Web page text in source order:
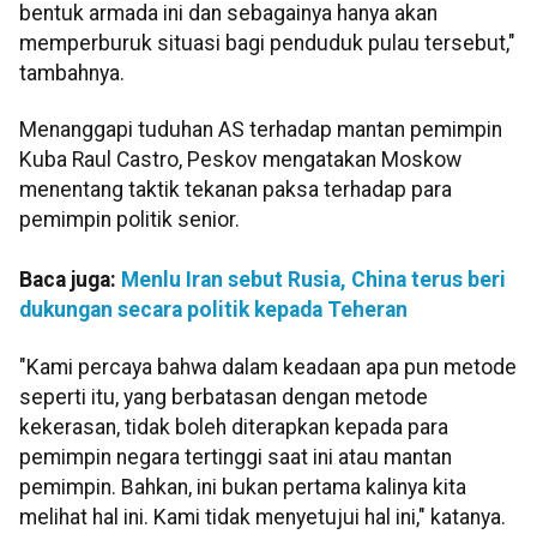
bentuk armada ini dan sebagainya hanya akan
memperburuk situasi bagi penduduk pulau tersebut,"
tambahnya.
Menanggapi tuduhan AS terhadap mantan pemimpin
Kuba Raul Castro, Peskov mengatakan Moskow
menentang taktik tekanan paksa terhadap para
pemimpin politik senior.
Baca juga: Menlu Iran sebut Rusia, China terus beri
dukungan secara politik kepada Teheran
"Kami percaya bahwa dalam keadaan apa pun metode
seperti itu, yang berbatasan dengan metode
kekerasan, tidak boleh diterapkan kepada para
pemimpin negara tertinggi saat ini atau mantan
pemimpin. Bahkan, ini bukan pertama kalinya kita
melihat hal ini. Kami tidak menyetujui hal ini," katanya.